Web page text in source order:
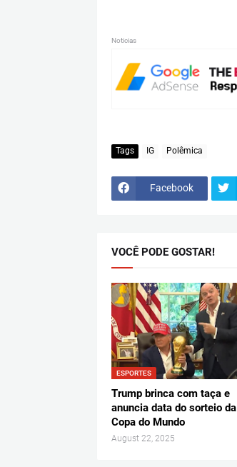
Noticias
Tags IG Polêmica
Facebook
VOCÊ PODE GOSTAR!
ESPORTES
Trump brinca com taça e
anuncia data do sorteio da
Copa do Mundo
August 22, 2025